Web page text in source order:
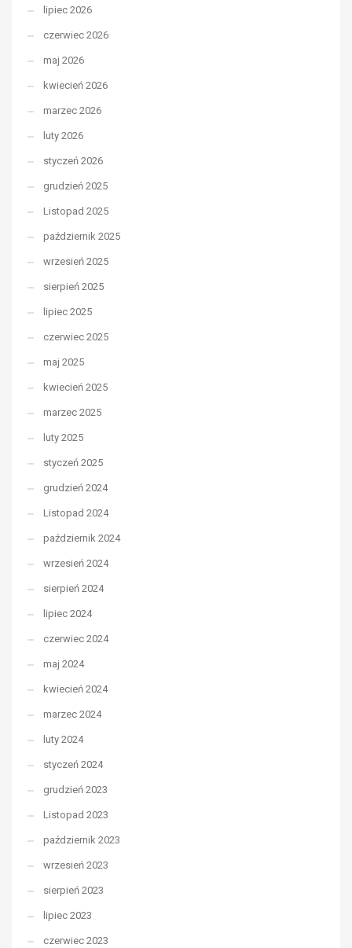
lipiec 2026
czerwiec 2026
maj 2026
kwiecień 2026
marzec 2026
luty 2026
styczeń 2026
grudzień 2025
Listopad 2025
październik 2025
wrzesień 2025
sierpień 2025
lipiec 2025
czerwiec 2025
maj 2025
kwiecień 2025
marzec 2025
luty 2025
styczeń 2025
grudzień 2024
Listopad 2024
październik 2024
wrzesień 2024
sierpień 2024
lipiec 2024
czerwiec 2024
maj 2024
kwiecień 2024
marzec 2024
luty 2024
styczeń 2024
grudzień 2023
Listopad 2023
październik 2023
wrzesień 2023
sierpień 2023
lipiec 2023
czerwiec 2023